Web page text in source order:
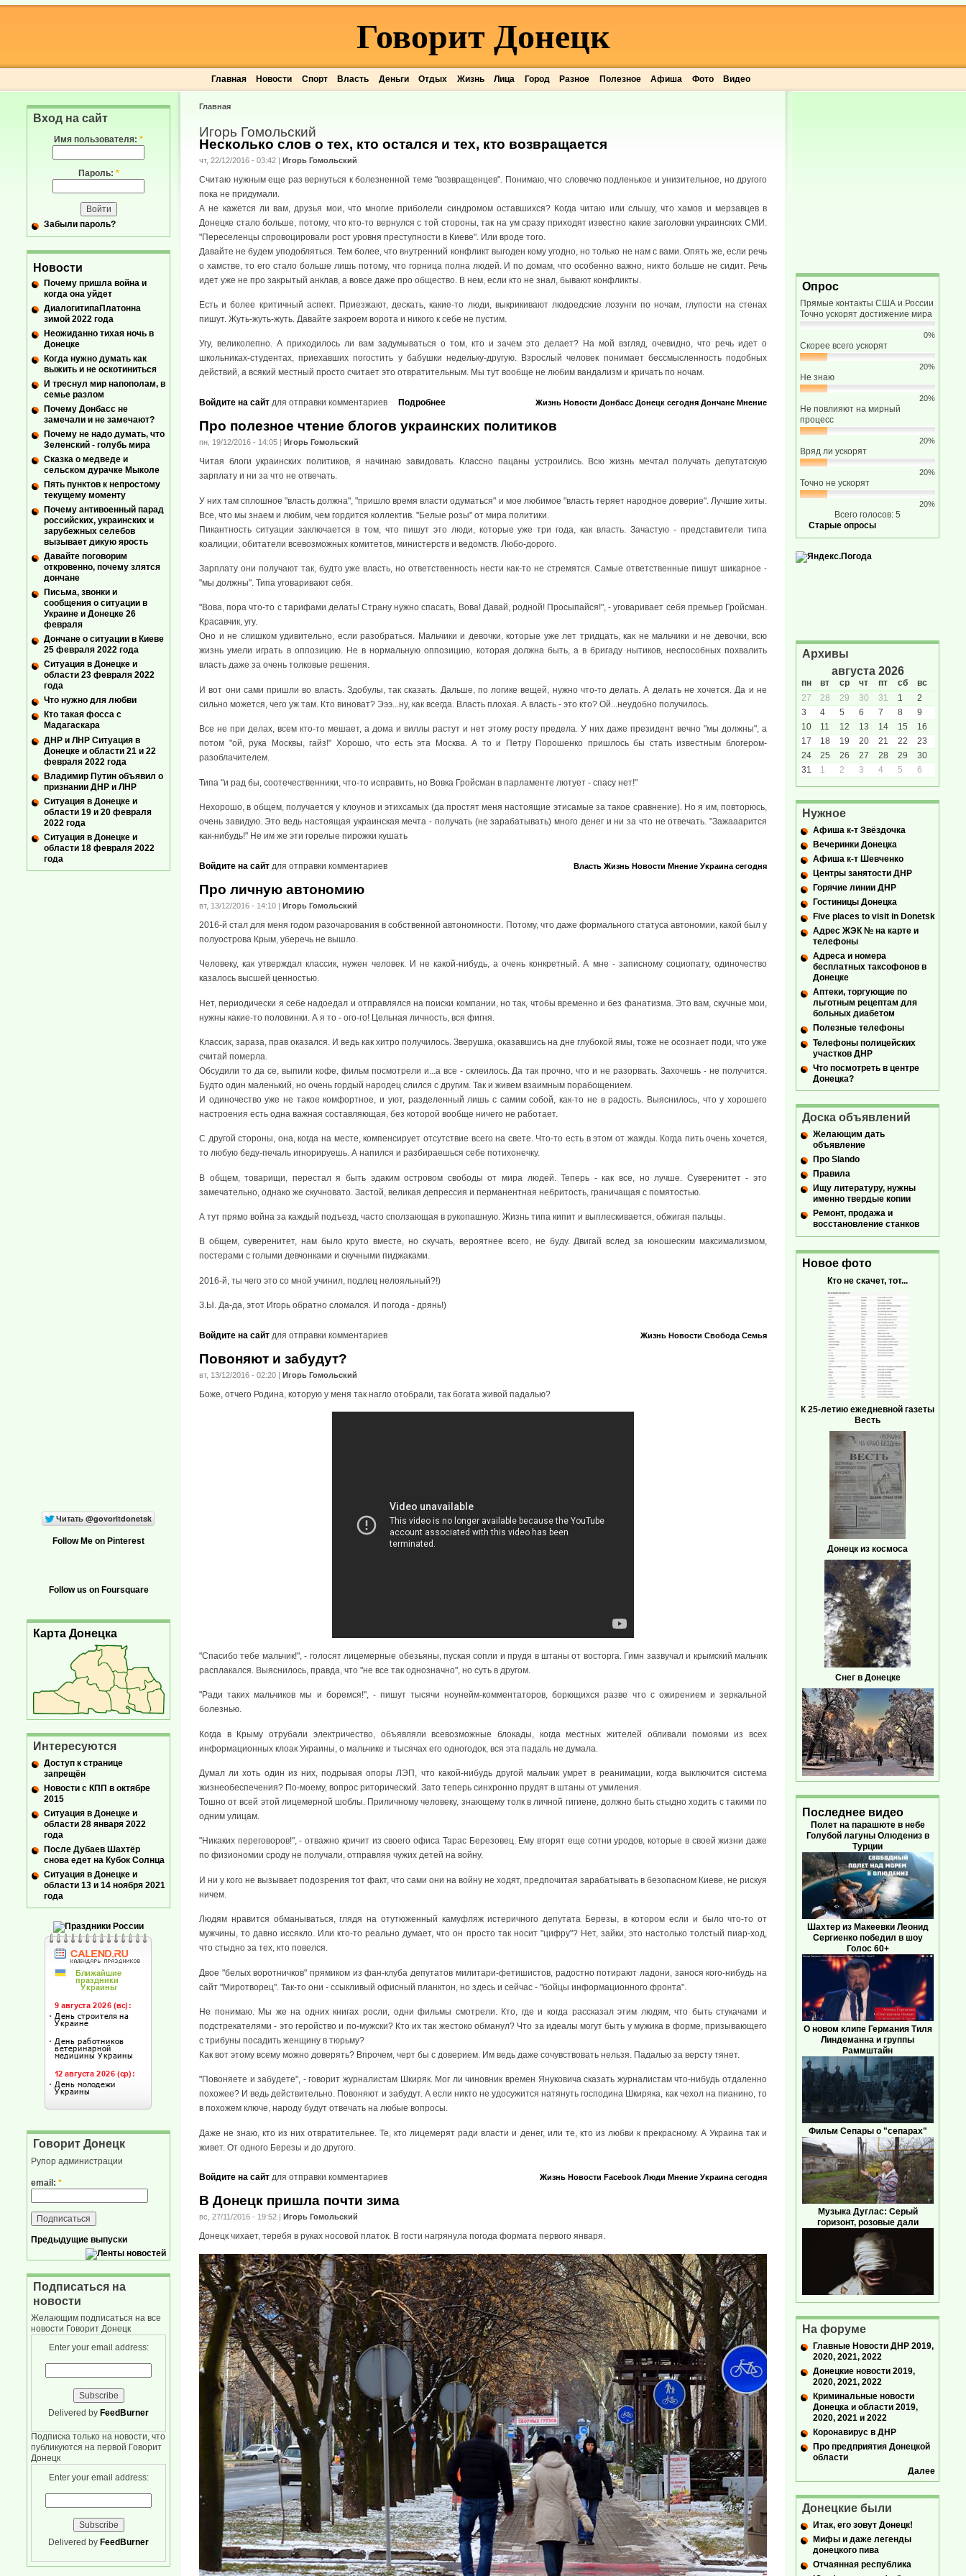
Главная Новости Спорт Власть Деньги Отдых Жизнь Лица Город Разное Полезное Афиша Фото Видео
Говорит Донецк
Главная
Игорь Гомольский
Несколько слов о тех, кто остался и тех, кто возвращается
чт, 22/12/2016 - 03:42 | Игорь Гомольский
Считаю нужным еще раз вернуться к болезненной теме "возвращенцев". Понимаю, что словечко подленькое и унизительное, но другого
пока не придумали.
А не кажется ли вам, друзья мои, что многие приболели синдромом оставшихся? Когда читаю или слышу, что хамов и мерзавцев в
Донецке стало больше, потому, что кто-то вернулся с той стороны, так на ум сразу приходят известно какие заголовки украинских СМИ.
"Переселенцы спровоцировали рост уровня преступности в Киеве". Или вроде того.
Давайте не будем уподобляться. Тем более, что внутренний конфликт выгоден кому угодно, но только не нам с вами. Опять же, если речь
о хамстве, то его стало больше лишь потому, что горница полна людей. И по домам, что особенно важно, никто больше не сидит. Речь
идет уже не про закрытый анклав, а вовсе даже про общество. В нем, если кто не знал, бывают конфликты.
Есть и более критичный аспект. Приезжают, дескать, какие-то люди, выкрикивают людоедские лозунги по ночам, глупости на стенах
пишут. Жуть-жуть-жуть. Давайте закроем ворота и никого к себе не пустим.
Угу, великолепно. А приходилось ли вам задумываться о том, кто и зачем это делает? На мой взгляд, очевидно, что речь идет о
школьниках-студентах, приехавших погостить у бабушки недельку-другую. Взрослый человек понимает бессмысленность подобных
действий, а всякий местный просто считает это отвратительным. Мы тут вообще не любим вандализм и кричать по ночам.
Жизнь Новости Донбасс Донецк сегодня Дончане Мнение
Войдите на сайт для отправки комментариев Подробнее
Про полезное чтение блогов украинских политиков
пн, 19/12/2016 - 14:05 | Игорь Гомольский
Читая блоги украинских политиков, я начинаю завидовать. Классно пацаны устроились. Всю жизнь мечтал получать депутатскую
зарплату и ни за что не отвечать.
У них там сплошное "власть должна", "пришло время власти одуматься" и мое любимое "власть теряет народное доверие". Лучшие хиты.
Все, что мы знаем и любим, чем гордится коллектив. "Белые розы" от мира политики.
Пикантность ситуации заключается в том, что пишут это люди, которые уже три года, как власть. Зачастую - представители типа
коалиции, обитатели всевозможных комитетов, министерств и ведомств. Любо-дорого.
Зарплату они получают так, будто уже власть, но ответственность нести как-то не стремятся. Самые ответственные пишут шикарное -
"мы должны". Типа уговаривают себя.
"Вова, пора что-то с тарифами делать! Страну нужно спасать, Вова! Давай, родной! Просыпайся!", - уговаривает себя премьер Гройсман.
Красавчик, угу.
Оно и не слишком удивительно, если разобраться. Мальчики и девочки, которые уже лет тридцать, как не мальчики и не девочки, всю
жизнь умели играть в оппозицию. Не в нормальную оппозицию, которая должна быть, а в бригаду нытиков, неспособных похвалить
власть даже за очень толковые решения.
И вот они сами пришли во власть. Здобулы, так сказать. Дальше, по логике вещей, нужно что-то делать. А делать не хочется. Да и не
сильно можется, чего уж там. Кто виноват? Эээ...ну, как всегда. Власть плохая. А власть - это кто? Ой...неудобно получилось.
Все не при делах, всем кто-то мешает, а дома и виллы растут и нет этому росту предела. У них даже президент вечно "мы должны", а
потом "ой, рука Москвы, гайз!" Хорошо, что есть эта Москва. А то и Петру Порошенко пришлось бы стать известным блогером-
разоблачителем.
Типа "и рад бы, соотечественники, что-то исправить, но Вовка Гройсман в парламенте лютует - спасу нет!"
Нехорошо, в общем, получается у клоунов и этихсамых (да простят меня настоящие этисамые за такое сравнение). Но я им, повторюсь,
очень завидую. Это ведь настоящая украинская мечта - получать (не зарабатывать) много денег и ни за что не отвечать. "Зажааарится
как-нибудь!" Не им же эти горелые пирожки кушать
Власть Жизнь Новости Мнение Украина сегодня
Войдите на сайт для отправки комментариев
Про личную автономию
вт, 13/12/2016 - 14:10 | Игорь Гомольский
2016-й стал для меня годом разочарования в собственной автономности. Потому, что даже формального статуса автономии, какой был у
полуострова Крым, уберечь не вышло.
Человеку, как утверждал классик, нужен человек. И не какой-нибудь, а очень конкретный. А мне - записному социопату, одиночество
казалось высшей ценностью.
Нет, периодически я себе надоедал и отправлялся на поиски компании, но так, чтобы временно и без фанатизма. Это вам, скучные мои,
нужны какие-то половинки. А я то - ого-го! Цельная личность, вся фигня.
Классик, зараза, прав оказался. И ведь как хитро получилось. Зверушка, оказавшись на дне глубокой ямы, тоже не осознает поди, что уже
считай померла.
Обсудили то да се, выпили кофе, фильм посмотрели и...а все - склеилось. Да так прочно, что и не разорвать. Захочешь - не получится.
Будто один маленький, но очень гордый народец слился с другим. Так и живем взаимным порабощением.
И одиночество уже не такое комфортное, и уют, разделенный лишь с самим собой, как-то не в радость. Выяснилось, что у хорошего
настроения есть одна важная составляющая, без которой вообще ничего не работает.
С другой стороны, она, когда на месте, компенсирует отсутствие всего на свете. Что-то есть в этом от жажды. Когда пить очень хочется,
то любую беду-печаль игнорируешь. А напился и разбираешься себе потихонечку.
В общем, товарищи, перестал я быть эдаким островом свободы от мира людей. Теперь - как все, но лучше. Суверенитет - это
замечательно, однако же скучновато. Застой, великая депрессия и перманентная небритость, граничащая с помятостью.
А тут прямо война за каждый подъезд, часто сползающая в рукопашную. Жизнь типа кипит и выплескивается, обжигая пальцы.
В общем, суверенитет, нам было круто вместе, но скучать, вероятнее всего, не буду. Двигай вслед за юношеским максимализмом,
постерами с голыми девчонками и скучными пиджаками.
2016-й, ты чего это со мной учинил, подлец нелояльный?!)
З.Ы. Да-да, этот Игорь обратно сломался. И погода - дрянь!)
Жизнь Новости Свобода Семья
Войдите на сайт для отправки комментариев
Повоняют и забудут?
вт, 13/12/2016 - 02:20 | Игорь Гомольский
Боже, отчего Родина, которую у меня так нагло отобрали, так богата живой падалью?
"Спасибо тебе мальчик!", - голосят лицемерные обезьяны, пуская сопли и прудя в штаны от восторга. Гимн зазвучал и крымский мальчик
расплакался. Выяснилось, правда, что "не все так однозначно", но суть в другом.
"Ради таких мальчиков мы и боремся!", - пишут тысячи ноунейм-комментаторов, борющихся разве что с ожирением и зеркальной
болезнью.
Когда в Крыму отрубали электричество, объявляли всевозможные блокады, когда местных жителей обливали помоями из всех
информационных клоак Украины, о мальчике и тысячах его одногодок, вся эта падаль не думала.
Думал ли хоть один из них, подрывая опоры ЛЭП, что какой-нибудь другой мальчик умрет в реанимации, когда выключится система
жизнеобеспечения? По-моему, вопрос риторический. Зато теперь синхронно прудят в штаны от умиления.
Тошно от всей этой лицемерной шоблы. Приличному человеку, знающему толк в личной гигиене, должно быть стыдно ходить с такими по
одним улицам.
"Никаких переговоров!", - отважно кричит из своего офиса Тарас Березовец. Ему вторят еще сотни уродов, которые в своей жизни даже
по физиономии сроду не получали, отправляя чужих детей на войну.
И ни у кого не вызывает подозрения тот факт, что сами они на войну не ходят, предпочитая зарабатывать в безопасном Киеве, не рискуя
ничем.
Людям нравится обманываться, глядя на отутюженный камуфляж истеричного депутата Березы, в котором если и было что-то от
мужчины, то давно иссякло. Или кто-то реально думает, что он просто так носит "цифру"? Нет, зайки, это настолько толстый пиар-ход,
что стыдно за тех, кто повелся.
Двое "белых воротничков" прямиком из фан-клуба депутатов милитари-фетишистов, радостно потирают ладони, занося кого-нибудь на
сайт "Миротворец". Так-то они - ссыкливый офисный планктон, но здесь и сейчас - "бойцы информационного фронта".
Не понимаю. Мы же на одних книгах росли, одни фильмы смотрели. Кто, где и когда рассказал этим людям, что быть стукачами и
подстрекателями - это геройство и по-мужски? Кто их так жестоко обманул? Что за идеалы могут быть у мужика в форме, призывающего
с трибуны посадить женщину в тюрьму?
Как вот этому всему можно доверять? Впрочем, черт бы с доверием. Им ведь даже сочувствовать нельзя. Падалью за версту тянет.
"Повоняете и забудете", - говорит журналистам Шкиряк. Мог ли чиновник времен Януковича сказать журналистам что-нибудь отдаленно
похожее? И ведь действительно. Повоняют и забудут. А если никто не удосужится натянуть господина Шкиряка, как чехол на пианино, то
в похожем ключе, народу будут отвечать на любые вопросы.
Даже не знаю, кто из них отвратительнее. Те, кто лицемерят ради власти и денег, или те, кто из любви к прекрасному. А Украина так и
живет. От одного Березы и до другого.
Жизнь Новости Facebook Люди Мнение Украина сегодня
Войдите на сайт для отправки комментариев
В Донецк пришла почти зима
вс, 27/11/2016 - 19:52 Игорь Гомольский
Донецк чихает, теребя в руках носовой платок. В гости нагрянула погода формата первого января.
Вход на сайт
Имя пользователя: *
Пароль: *
Забыли пароль?
Новости
Почему пришла война и
когда она уйдет
ДиалогитипаПлатонна
зимой 2022 года
Неожиданно тихая ночь в
Донецке
Когда нужно думать как
выжить и не оскотиниться
И треснул мир напополам, в
семье разлом
Почему Донбасс не
замечали и не замечают?
Почему не надо думать, что
Зеленский - голубь мира
Сказка о медведе и
сельском дурачке Мыколе
Пять пунктов к непростому
текущему моменту
Почему антивоенный парад
российских, украинских и
зарубежных селебов
вызывает дикую ярость
Давайте поговорим
откровенно, почему злятся
дончане
Письма, звонки и
сообщения о ситуации в
Украине и Донецке 26
февраля
Дончане о ситуации в Киеве
25 февраля 2022 года
Ситуация в Донецке и
области 23 февраля 2022
года
Что нужно для любви
Кто такая фосса с
Мадагаскара
ДНР и ЛНР Ситуация в
Донецке и области 21 и 22
февраля 2022 года
Владимир Путин объявил о
признании ДНР и ЛНР
Ситуация в Донецке и
области 19 и 20 февраля
2022 года
Ситуация в Донецке и
области 18 февраля 2022
года
Follow Me on Pinterest
Follow us on Foursquare
Карта Донецка
Интересуются
Доступ к странице
запрещён
Новости с КПП в октябре
2015
Ситуация в Донецке и
области 28 января 2022
года
После Дубаев Шахтёр
снова едет на Кубок Солнца
Ситуация в Донецке и
области 13 и 14 ноября 2021
года
Говорит Донецк
Рупор администрации
email: *
Предыдущие выпуски
Подписаться на
новости
Желающим подписаться на все
новости Говорит Донецк
Enter your email address:
Delivered by FeedBurner
Подписка только на новости, что
публикуются на первой Говорит
Донецк
Enter your email address:
Delivered by FeedBurner
Опрос
Прямые контакты США и России
Точно ускорят достижение мира
0%
Скорее всего ускорят
20%
Не знаю
20%
Не повлияют на мирный
процесс
20%
Вряд ли ускорят
20%
Точно не ускорят
20%
Всего голосов: 5
Старые опросы
Архивы
августа 2026
пн вт ср чт пт сб
вс
27
28 29 30 31 1
2
3
4 5 6 7 8
9
10
11 12 13 14 15
16
17
18 19 20 21 22
23
24
25 26 27 28 29
30
31
1 2 3 4 5 6
Нужное
Афиша к-т Звёздочка
Вечеринки Донецка
Афиша к-т Шевченко
Центры занятости ДНР
Горячие линии ДНР
Гостиницы Донецка
Five places to visit in Donetsk
Адрес ЖЭК № на карте и
телефоны
Адреса и номера
бесплатных таксофонов в
Донецке
Аптеки, торгующие по
льготным рецептам для
больных диабетом
Полезные телефоны
Телефоны полицейских
участков ДНР
Что посмотреть в центре
Донецка?
Доска объявлений
Желающим дать
объявление
Про Slando
Правила
Ищу литературу, нужны
именно твердые копии
Ремонт, продажа и
восстановление станков
Новое фото
Кто не скачет, тот...
К 25-летию ежедневной газеты
Весть
Донецк из космоса
Снег в Донецке
Последнее видео
Полет на парашюте в небе
Голубой лагуны Олюдениз в
Турции
Шахтер из Макеевки Леонид
Сергиенко победил в шоу
Голос 60+
О новом клипе Германия Тиля
Линдеманна и группы
Раммштайн
Фильм Сепары о "сепарах"
Музыка Дуглас: Серый
горизонт, розовые дали
На форуме
Главные Новости ДНР 2019,
2020, 2021, 2022
Донецкие новости 2019,
2020, 2021, 2022
Криминальные новости
Донецка и области 2019,
2020, 2021 и 2022
Коронавирус в ДНР
Про предприятия Донецкой
области
Далее
Донецкие были
Итак, его зовут Донецк!
Мифы и даже легенды
донецкого пива
Отчаянная республика